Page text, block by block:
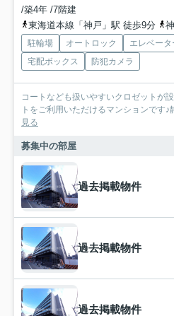
/築4年 /7階建
東海道本線「神戸」駅 徒歩9分
神
駐輪場 オートロック エレベータ
宅配ボックス
防犯カメラ
コートなども扱いやすいクロゼットが
トをご利用いただけるマンションです♪
見る
募集中の部屋
過去掲載物件
過去掲載物件
過去掲載物件